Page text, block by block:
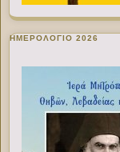
ΗΜΕΡΟΛΟΓΙΟ 2026